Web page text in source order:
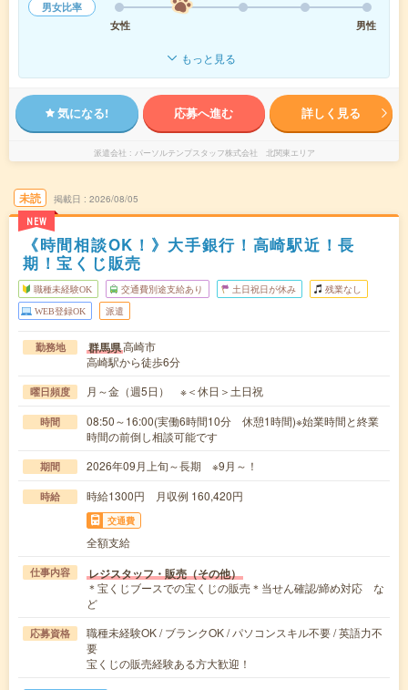
男女比率
女性
男性
もっと見る
気になる! 応募へ進む 詳しく見る
派遣会社 パーソルテンプスタッフ株式会社 北関東エリア
未読
NEW
掲載日 2026/08/05
《時間相談OK！》大手銀行！高崎駅近！長
期！宝くじ販売
職種未経験OK 交通費別途支給あり 土日祝日が休み 残業なし
WEB登録OK 派遣
勤務地 群馬県高崎市
高崎駅から徒歩6分
曜日頻度 月～金（週5日） ※＜休日＞土日祝
時間
08:50～16:00(実働6時間10分 休憩1時間)※始業時間と終業
時間の前倒し相談可能です
期間 2026年09月上旬～長期 ※9月～！
時給 時給1300円 月収例 160,420円
交通費
全額支給
仕事内容 レジスタッフ・販売（その他）
＊宝くじブースでの宝くじの販売＊当せん確認/締め対応 な
ど
応募資格
職種未経験OK / ブランクOK / パソコンスキル不要 / 英語力不
要
宝くじの販売経験ある方大歓迎！